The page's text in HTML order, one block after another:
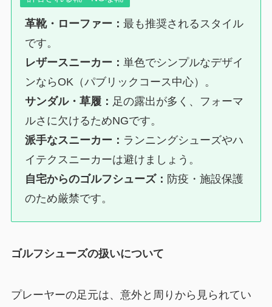
革靴・ローファー：最も推奨されるスタイル
です。
レザースニーカー：単色でシンプルなデザイ
ンならOK（パブリックコース中心）。
サンダル・草履： 足の露出が多く、フォーマ
ルさに欠けるためNGです。
派手なスニーカー： ランニングシューズやハ
イテクスニーカーは避けましょう。
自宅からのゴルフシューズ： 防疫・施設保護
のため厳禁です。
ゴルフシューズの扱いについて
プレーヤーの足元は、意外と周りから見られてい